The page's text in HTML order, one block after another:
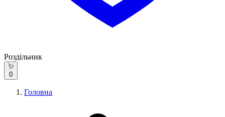
Роздільник
0
Головна